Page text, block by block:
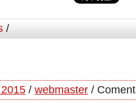
/
/ webmaster /